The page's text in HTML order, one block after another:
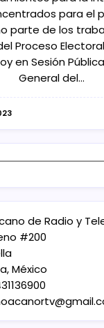
para el
parte de los
Proceso
en Sesión
General del…
de Radio y
#200
México